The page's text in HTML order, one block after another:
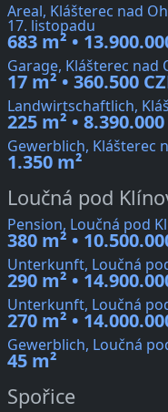
Areal, Klášterec nad
17. listopadu
683 m² •
Garage, Klášterec nad
17 m² • 360.500
Landwirtschaftlich,
225 m² •
Gewerblich, Klášterec
1.350 m²
Loučná pod
Pension, Loučná pod
380 m² •
Unterkunft, Loučná
290 m² •
Unterkunft, Loučná
270 m² •
Gewerblich, Loučná
45 m²
Spořice